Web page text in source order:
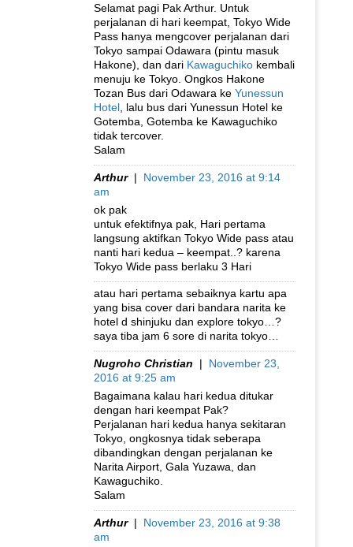
Selamat pagi Pak Arthur. Untuk
perjalanan di hari keempat, Tokyo Wide
Pass hanya mengcover perjalanan dari
Tokyo sampai Odawara (pintu masuk
Hakone), dan dari Kawaguchiko kembali
menuju ke Tokyo. Ongkos Hakone
Tozan Bus dari Odawara ke Yunessun
Hotel , lalu bus dari Yunessun Hotel ke
Gotemba, Gotemba ke Kawaguchiko
tidak tercover.
Salam
Arthur| November 23, 2016 at 9:14
am
ok pak
untuk efektifnya pak, Hari pertama
langsung aktifkan Tokyo Wide pass atau
nanti hari kedua – keempat..? karena
Tokyo Wide pass berlaku 3 Hari
atau hari pertama sebaiknya kartu apa
yang bisa cover dari bandara narita ke
hotel d shinjuku dan explore tokyo…?
saya tiba jam 6 sore di narita tokyo…
Nugroho Christian | November 23,
2016 at 9:25 am
Bagaimana kalau hari kedua ditukar
dengan hari keempat Pak?
Perjalanan hari kedua hanya sekitaran
Tokyo, ongkosnya tidak seberapa
dibandingkan dengan perjalanan ke
Narita Airport, Gala Yuzawa, dan
Kawaguchiko.
Salam
Arthur| November 23, 2016 at 9:38
am